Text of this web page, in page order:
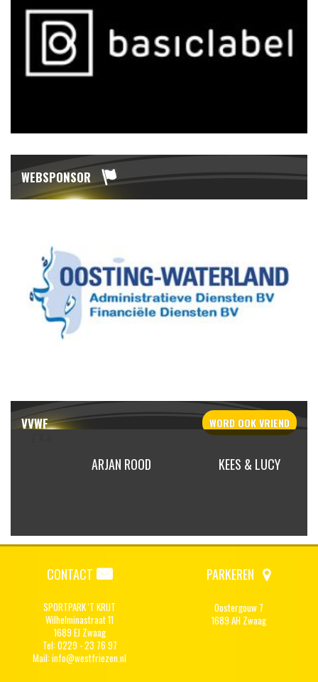
WEBSPONSOR
VVWF WORD OOKVRIEND
ARJAN ROOD KEES & LUCY
CONTACT
SPORTPARK 'T KRIJT
Wilhelminastraat 11
1689 EJ Zwaag
Tel: 0229 - 23 76 97
Mail:info@westfriezen.nl
PARKEREN
Oostergouw 7
1689 AH Zwaag